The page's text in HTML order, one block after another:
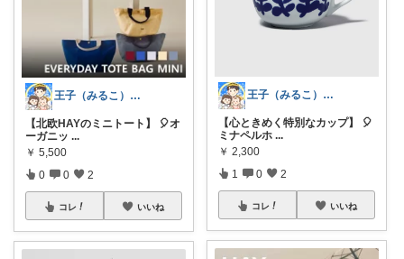
王子（みるこ）👑便利グッズ×QOL向上
【北欧HAYのミニトート】 🎈オ
ーガニッ ...
￥ 5,500
0 0 2
コレ いいね
王子（みるこ）👑便利グッズ×QOL向上
【心ときめく特別なカップ】 🎈
ミナペルホ ...
￥ 2,300
1 0 2
コレ いいね